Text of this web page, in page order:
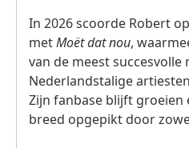
In 2026 scoorde Robert
metMoët dat nou,
van de meest succesvolle
Nederlandstalige
Zijn fanbase blijft groeien
breed opgepikt door